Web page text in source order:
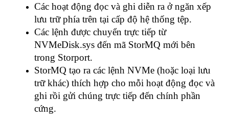
Các hoạt động đọc và ghi diễn ra ở ngăn xếp
lưu trữ phía trên tại cấp độ hệ thống tệp.
Các lệnh được chuyển trực tiếp từ
NVMeDisk.sys đến mã StorMQ mới bên
trong Storport.
StorMQ tạo ra các lệnh NVMe (hoặc loại lưu
trữ khác) thích hợp cho mỗi hoạt động đọc và
ghi rồi gửi chúng trực tiếp đến chính phần
cứng.